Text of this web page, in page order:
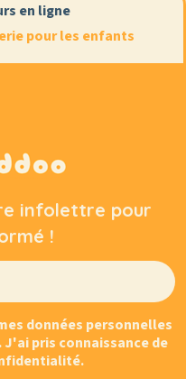
eux-mêmes ?
en ligne
pour les enfants
infolettre pour
!
données personnelles
pris connaissance de